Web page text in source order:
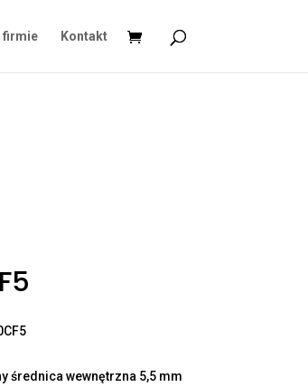
firmie Kontakt
średnica wewnętrzna 5,5 mm